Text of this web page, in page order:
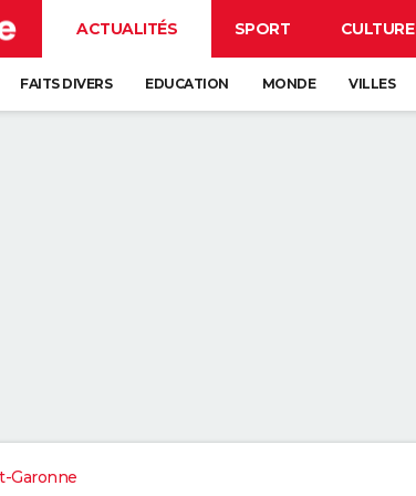
ACTUALITÉS SPORT CULTURE
FAITS DIVERS EDUCATION MONDE VILLES
Garonne